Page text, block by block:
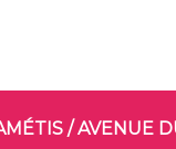
/ AVENUE